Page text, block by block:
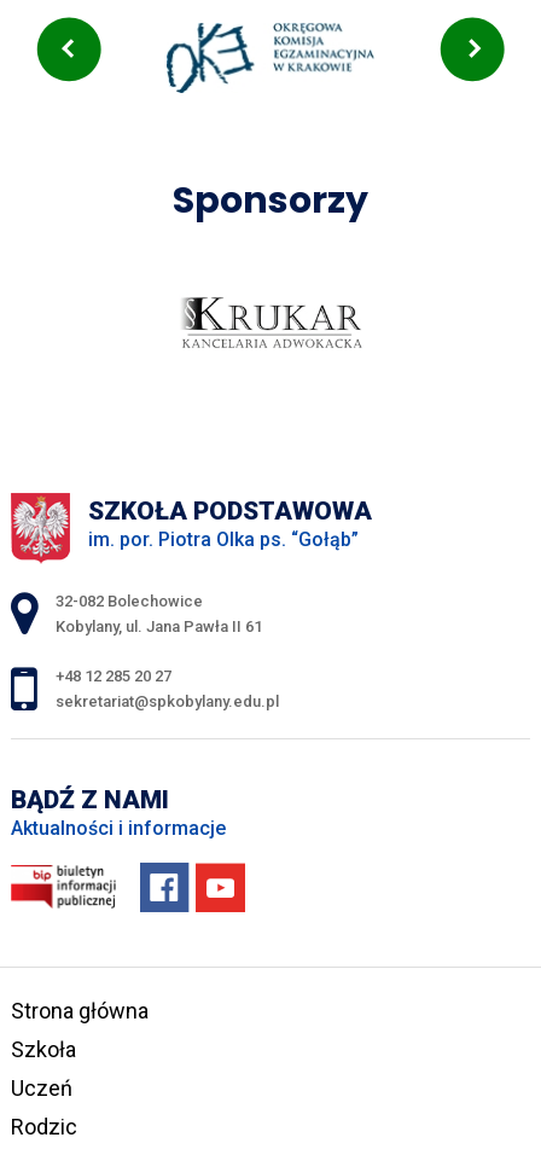
Sponsorzy
SZKOŁA PODSTAWOWA
im. por. Piotra Olka ps. “Gołąb”
Adres pocztowy:
32-082 Bolechowice
Kobylany, ul. Jana Pawła II 61
+48 12 285 20 27
sekretariat@spkobylany.edu.pl
BĄDŹ Z NAMI
Aktualności i informacje
Strona główna
Szkoła
Uczeń
Rodzic